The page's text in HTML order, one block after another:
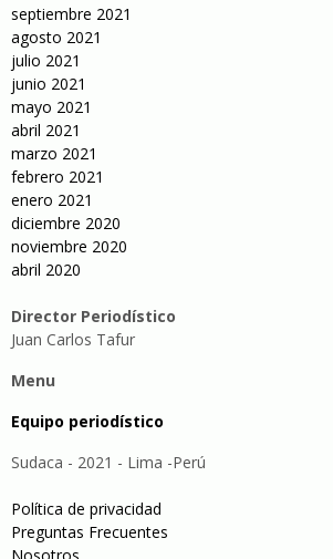
septiembre 2021
agosto 2021
julio 2021
junio 2021
mayo 2021
abril 2021
marzo 2021
febrero 2021
enero 2021
diciembre 2020
noviembre 2020
abril 2020
Director Periodístico
Juan Carlos Tafur
Menu
Equipo periodístico
Sudaca - 2021 - Lima -Perú
Política de privacidad
Preguntas Frecuentes